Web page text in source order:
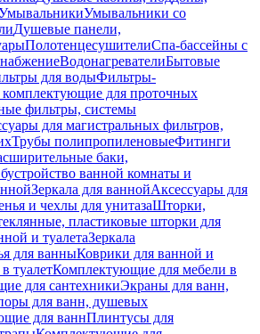
Умывальники со
Душевые панели,
ПолотенцесушителиСпа-бассейны с
ВодонагревателиБытовые
для водыФильтры-
для проточных
фильтры, системы
для магистральных фильтров,
Трубы полипропиленовыеФитинги
баки,
ванной комнаты и
Зеркала для ваннойАксессуары для
и чехлы для унитазаШторки,
пластиковые шторки для
и туалетаЗеркала
для ванныКоврики для ванной и
туалетКомплектующие для мебели в
для сантехникиЭкраны для ванн,
для ванн, душевых
для ваннПлинтусы для